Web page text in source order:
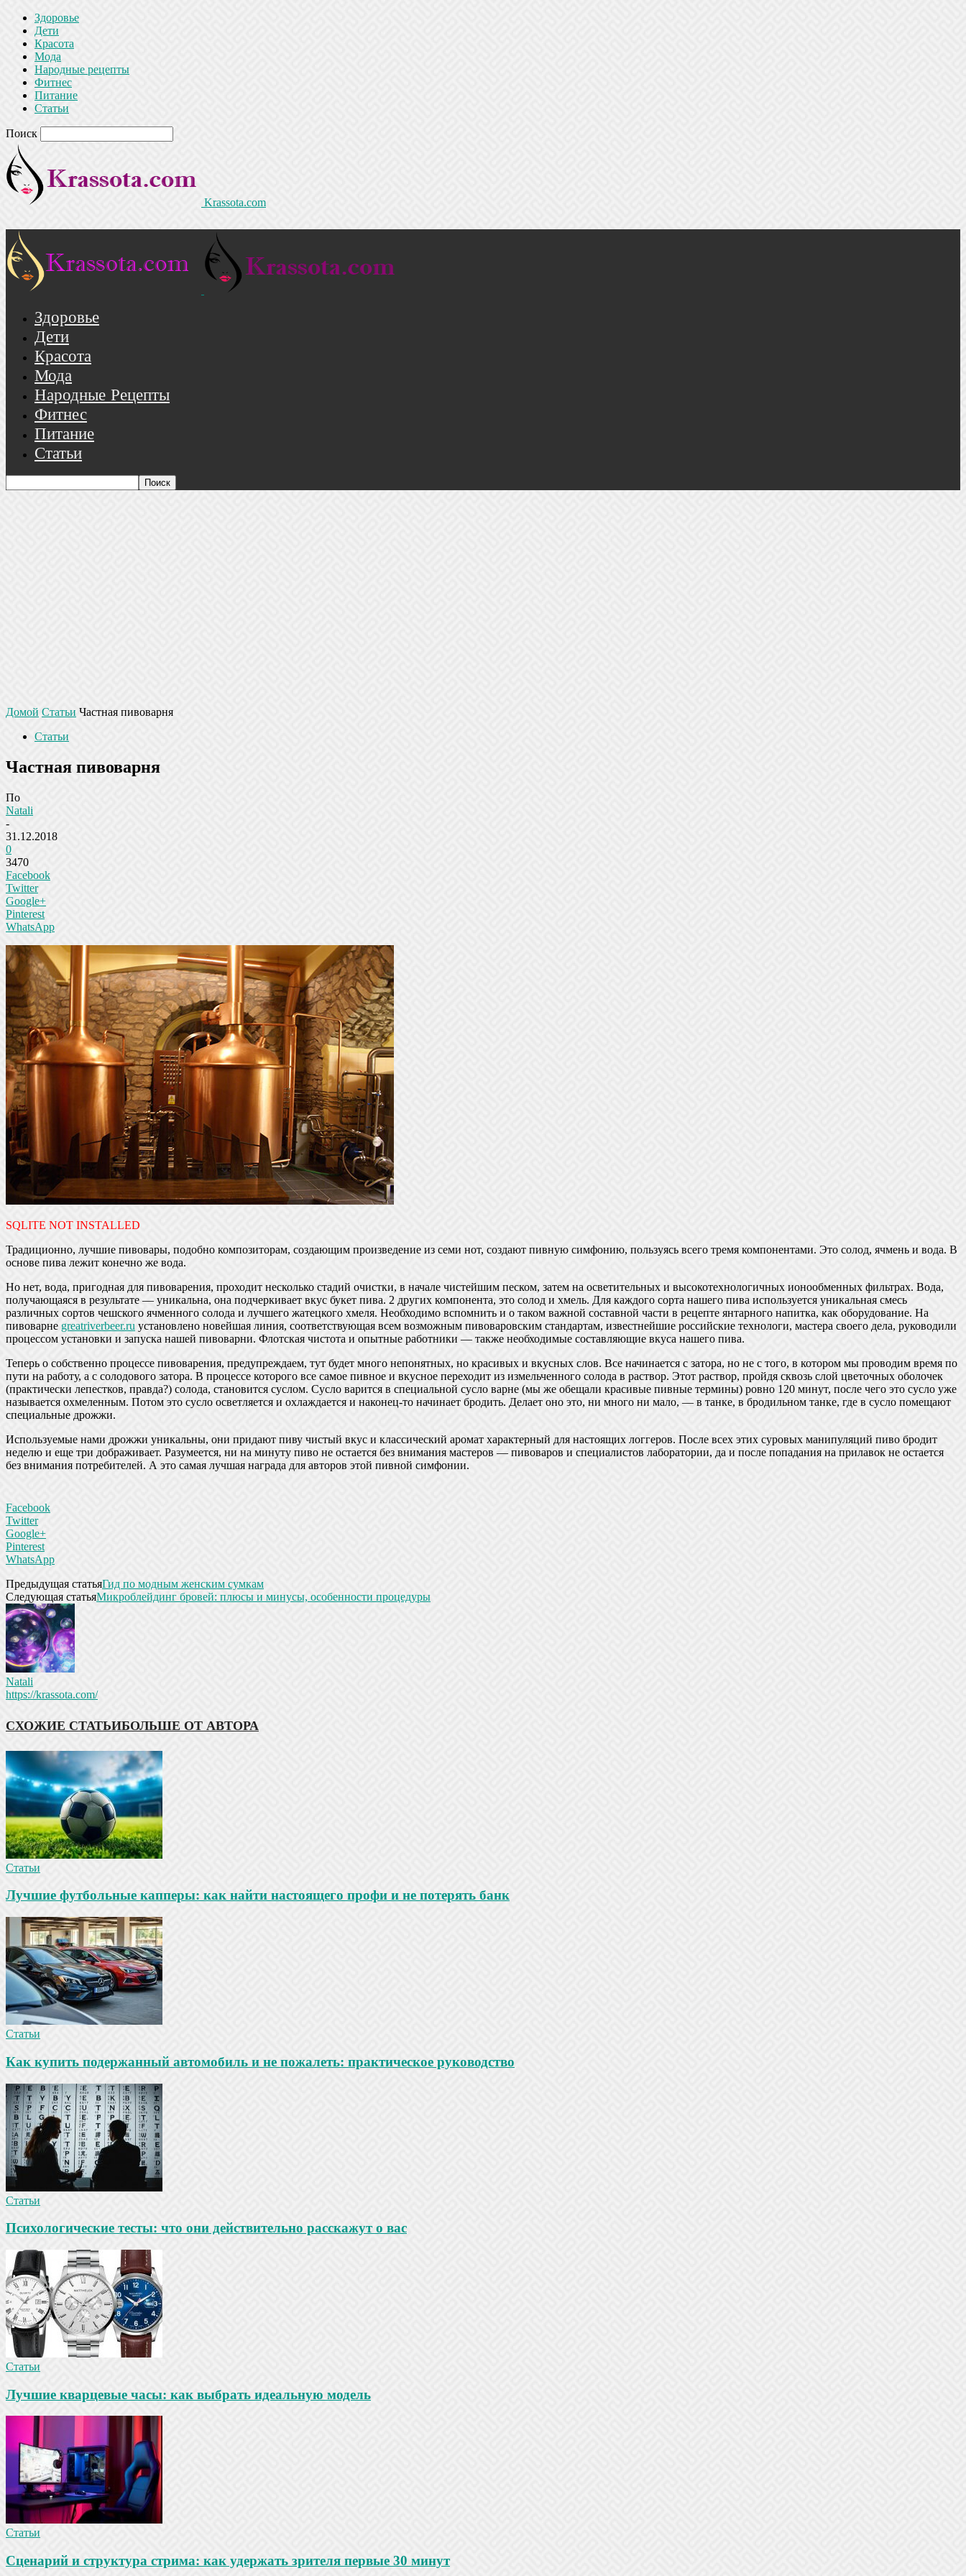
Здоровье
Дети
Красота
Мода
Народные рецепты
Фитнес
Питание
Статьи
Поиск
Krassota.com
Здоровье
Дети
Красота
Мода
Народные Рецепты
Фитнес
Питание
Статьи
Домой Статьи Частная пивоварня
Статьи
Частная пивоварня
По
Natali
-
31.12.2018
0
3470
Facebook
Twitter
Google+
Pinterest
WhatsApp
SQLITE NOT INSTALLED
Традиционно, лучшие пивовары, подобно композиторам, создающим произведение из семи нот, создают пивную симфонию, пользуясь всего тремя компонентами. Это солод, ячмень и вода. В
основе пива лежит конечно же вода.
Но нет, вода, пригодная для пивоварения, проходит несколько стадий очистки, в начале чистейшим песком, затем на осветительных и высокотехнологичных ионообменных фильтрах. Вода,
получающаяся в результате — уникальна, она подчеркивает вкус букет пива. 2 других компонента, это солод и хмель. Для каждого сорта нашего пива используется уникальная смесь
различных сортов чешского ячменного солода и лучшего жатецкого хмеля. Необходимо вспомнить и о таком важной составной части в рецепте янтарного напитка, как оборудование. На
пивоварне greatriverbeer.ru установлено новейшая линия, соответствующая всем возможным пивоваровским стандартам, известнейшие российские технологи, мастера своего дела, руководили
процессом установки и запуска нашей пивоварни. Флотская чистота и опытные работники — также необходимые составляющие вкуса нашего пива.
Теперь о собственно процессе пивоварения, предупреждаем, тут будет много непонятных, но красивых и вкусных слов. Все начинается с затора, но не с того, в котором мы проводим время по
пути на работу, а с солодового затора. В процессе которого все самое пивное и вкусное переходит из измельченного солода в раствор. Этот раствор, пройдя сквозь слой цветочных оболочек
(практически лепестков, правда?) солода, становится суслом. Сусло варится в специальной сусло варне (мы же обещали красивые пивные термины) ровно 120 минут, после чего это сусло уже
называется охмеленным. Потом это сусло осветляется и охлаждается и наконец-то начинает бродить. Делает оно это, ни много ни мало, — в танке, в бродильном танке, где в сусло помещают
специальные дрожжи.
Используемые нами дрожжи уникальны, они придают пиву чистый вкус и классический аромат характерный для настоящих логгеров. После всех этих суровых манипуляций пиво бродит
неделю и еще три дображивает. Разумеется, ни на минуту пиво не остается без внимания мастеров — пивоваров и специалистов лаборатории, да и после попадания на прилавок не остается
без внимания потребителей. А это самая лучшая награда для авторов этой пивной симфонии.
Facebook
Twitter
Google+
Pinterest
WhatsApp
Предыдущая статьяГид по модным женским сумкам
Следующая статьяМикроблейдинг бровей: плюсы и минусы, особенности процедуры
Natali
https://krassota.com/
СХОЖИЕ СТАТЬИБОЛЬШЕ ОТ АВТОРА
Статьи
Лучшие футбольные капперы: как найти настоящего профи и не потерять банк
Статьи
Как купить подержанный автомобиль и не пожалеть: практическое руководство
Статьи
Психологические тесты: что они действительно расскажут о вас
Статьи
Лучшие кварцевые часы: как выбрать идеальную модель
Статьи
Сценарий и структура стрима: как удержать зрителя первые 30 минут